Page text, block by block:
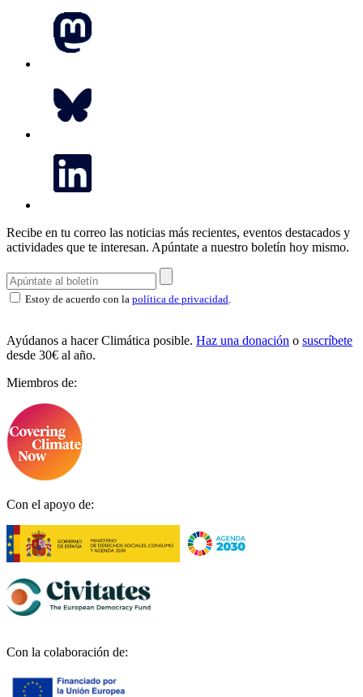
Recibe en tu correo las noticias más recientes, eventos destacados y
actividades que te interesan. Apúntate a nuestro boletín hoy mismo.
Estoy de acuerdo con la política de privacidad
Ayúdanos a hacer Climática posible. Haz una donación o suscríbete
desde 30€ al año.
Miembros de:
Con el apoyo de:
Con la colaboración de: